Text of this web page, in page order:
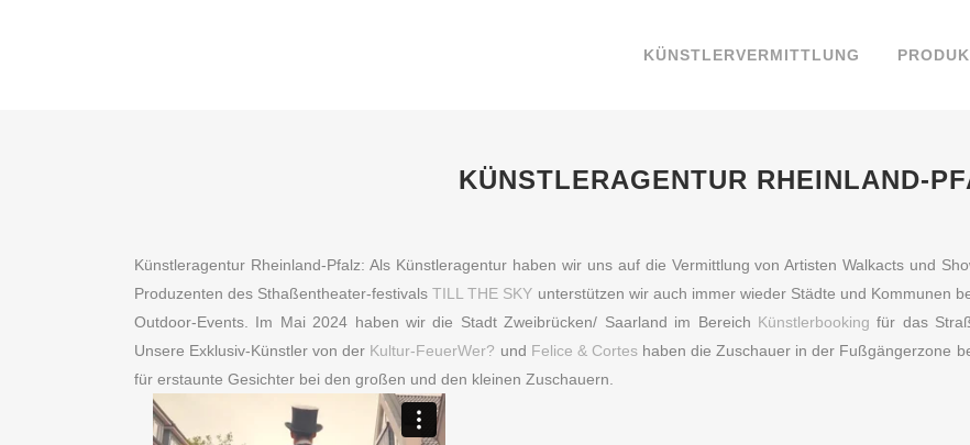
KÜNSTLERVERMITTLUNG
KÜNSTLERAGENTUR RHEINLAND-
Künstleragentur Rheinland-Pfalz: Als Künstleragentur haben wir uns auf die Vermittlung von Artisten Walkacts und
Produzenten des Sthaßentheater-festivalsTILL THE SKY unterstützen wir auch immer wieder Städte und Kommunen
Outdoor-Events. Im Mai 2024 haben wir die Stadt Zweibrücken/ Saarland im Bereich Künstlerbooking für das
Unsere Exklusiv-Künstler von der Kultur-FeuerWer? und Felice & Corteshaben die Zuschauer in der Fußgängerzone
für erstaunte Gesichter bei den großen und den kleinen Zuschauern.